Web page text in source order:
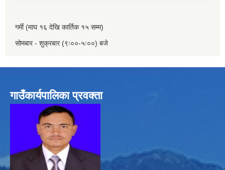
गर्मी (माघ १६ देखि कार्तिक १५ सम्म)
सोमबार - शुक्रबार (९ः००-५ः००) बजे
गाउँकार्यपालिका प्रवक्ता